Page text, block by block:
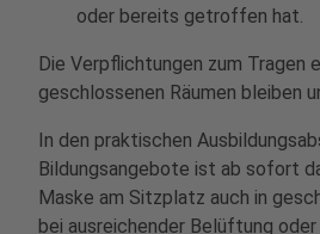
oder bereits getroffen hat.
Die Verpflichtungen zum Tragen
geschlossenen Räumen bleiben
In den praktischen
Bildungsangebote ist ab sofort
Maske am Sitzplatz auch in
bei ausreichender Belüftung